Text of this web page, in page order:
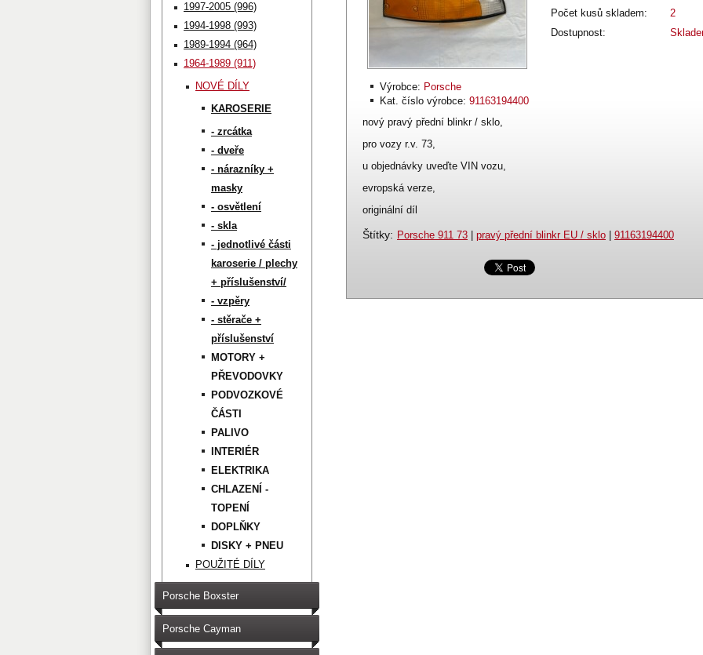
Počet kusů skladem:
2
Dostupnost:
Výrobce: Porsche
Kat. číslo výrobce: 91163194400
nový pravý přední blinkr / sklo,
pro vozy r.v. 73,
u objednávky uveďte VIN vozu,
evropská verze,
originální díl
Štítky: Porsche 911 73 pravý přední blinkr EU / sklo 91163194400
1997-2005 (996)
1994-1998 (993)
1989-1994 (964)
1964-1989 (911)
NOVÉ DÍLY
KAROSERIE
- zrcátka
- dveře
- nárazníky +
masky
- osvětlení
- skla
- jednotlivé části
karoserie / plechy
+ příslušenství/
- vzpěry
- stěrače +
příslušenství
MOTORY +
PŘEVODOVKY
PODVOZKOVÉ
ČÁSTI
PALIVO
INTERIÉR
ELEKTRIKA
CHLAZENÍ -
TOPENÍ
DOPLŇKY
DISKY + PNEU
POUŽITÉ DÍLY
Porsche Boxster
Porsche Cayman